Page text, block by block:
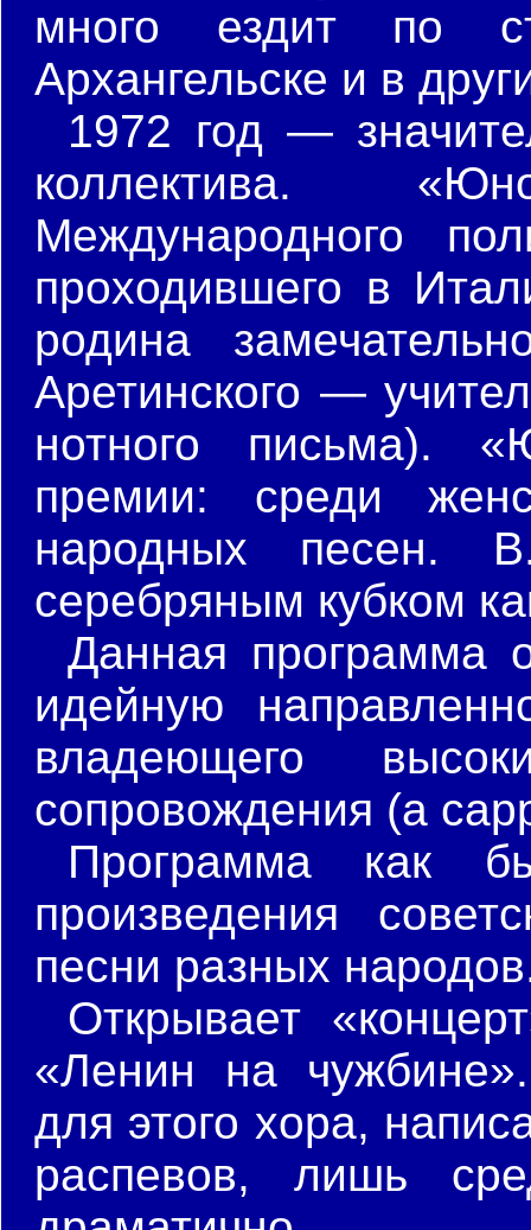
много ездит по
Архангельске и в
1972 год —
коллектива.
Международного
проходившего в
родина
Аретинского —
нотного письма).
премии: среди
народных песен.
серебряным кубком
Данная программа
идейную
владеющего
сопровождения (a
Программа как
произведения
песни разных
Открывает
«Ленин на
для этого хора,
распевов, лишь